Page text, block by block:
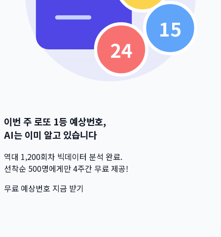
15
24
이번 주 로또 1등 예상번호,
AI는 이미 알고 있습니다
역대 1,200회차 빅데이터 분석 완료.
선착순 500명에게만 4주간 무료 제공!
무료 예상번호 지금 받기